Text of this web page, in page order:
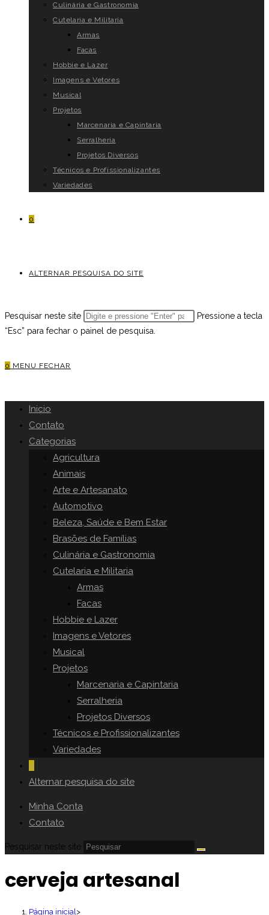
Culinária e Gastronomia
Cutelaria e Militaria
Armas
Facas
Hobbie e Lazer
Imagens e Vetores
Musical
Projetos
Marcenaria e Capintaria
Serralheria
Projetos Diversos
Técnicos e Profissionalizantes
Variedades
0
ALTERNAR PESQUISA DO SITE
Pesquisar neste site
Pressione a tecla
“Esc” para fechar o painel de pesquisa.
0 MENU FECHAR
Inicio
Contato
Categorias
Agricultura
Animais
Arte e Artesanato
Automotivo
Beleza, Saúde e Bem Estar
Brasões de Famílias
Culinária e Gastronomia
Cutelaria e Militaria
Armas
Facas
Hobbie e Lazer
Imagens e Vetores
Musical
Projetos
Marcenaria e Capintaria
Serralheria
Projetos Diversos
Técnicos e Profissionalizantes
Variedades
0
Alternar pesquisa do site
Minha Conta
Contato
Pesquisar neste site
cerveja artesanal
Página inicial >